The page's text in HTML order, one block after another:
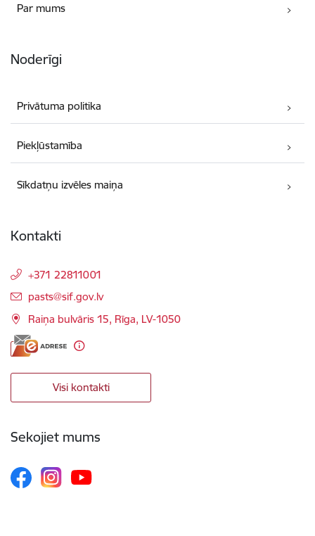
Par mums
Noderīgi
Privātuma politika
Piekļūstamība
Sīkdatņu izvēles maiņa
Kontakti
+371 22811001
E-pasts:
pasts@sif.gov.lv
Raiņa bulvāris 15, Rīga, LV-1050
Visi kontakti
Sekojiet mums